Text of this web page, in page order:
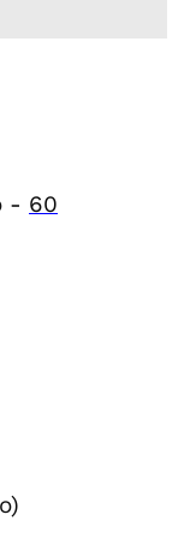
- 60